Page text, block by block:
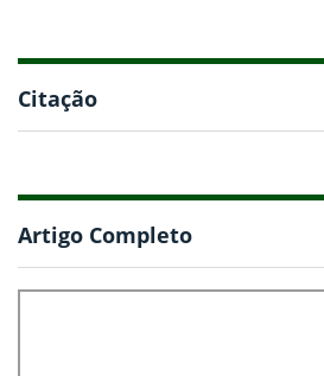
Citação
Artigo Completo